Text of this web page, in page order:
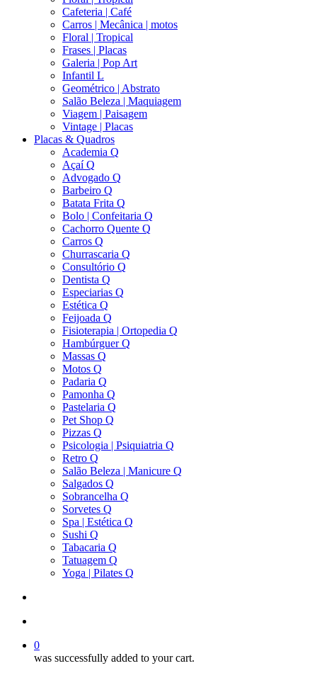
Cafeteria | Café
Carros | Mecânica | motos
Floral | Tropical
Frases | Placas
Galeria | Pop Art
Infantil L
Geométrico | Abstrato
Salão Beleza | Maquiagem
Viagem | Paisagem
Vintage | Placas
Placas & Quadros
Academia Q
Açaí Q
Advogado Q
Barbeiro Q
Batata Frita Q
Bolo | Confeitaria Q
Cachorro Quente Q
Carros Q
Churrascaria Q
Consultório Q
Dentista Q
Especiarias Q
Estética Q
Feijoada Q
Fisioterapia | Ortopedia Q
Hambúrguer Q
Massas Q
Motos Q
Padaria Q
Pamonha Q
Pastelaria Q
Pet Shop Q
Pizzas Q
Psicologia | Psiquiatria Q
Retro Q
Salão Beleza | Manicure Q
Salgados Q
Sobrancelha Q
Sorvetes Q
Spa | Estética Q
Sushi Q
Tabacaria Q
Tatuagem Q
Yoga | Pilates Q
0
was successfully added to your cart.